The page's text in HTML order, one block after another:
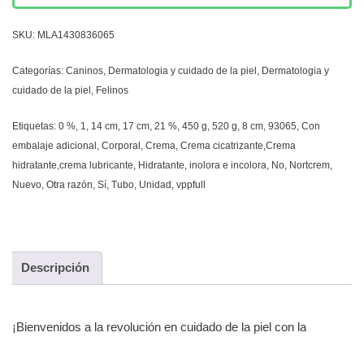
SKU: MLA1430836065
Categorías: Caninos, Dermatologia y cuidado de la piel , Dermatologia y
cuidado de la piel , Felinos
Etiquetas: 0 %, 1, 14 cm, 17 cm, 21 %, 450 g, 520 g, 8 cm, 93065, Con
embalaje adicional , Corporal , Crema, Crema cicatrizante,Crema
hidratante,crema lubricante, Hidratante, inolora e incolora, No, Nortcrem,
Nuevo, Otra razón, Sí, Tubo, Unidad , vppfull
Descripción
¡Bienvenidos a la revolución en cuidado de la piel con la